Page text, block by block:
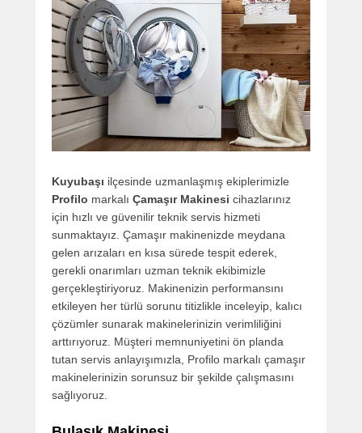
Kuyubaşı ilçesinde uzmanlaşmış ekiplerimizle
Profilo markalı Çamaşır Makinesi cihazlarınız
için hızlı ve güvenilir teknik servis hizmeti
sunmaktayız. Çamaşır makinenizde meydana
gelen arızaları en kısa sürede tespit ederek,
gerekli onarımları uzman teknik ekibimizle
gerçekleştiriyoruz. Makinenizin performansını
etkileyen her türlü sorunu titizlikle inceleyip, kalıcı
çözümler sunarak makinelerinizin verimliliğini
arttırıyoruz. Müşteri memnuniyetini ön planda
tutan servis anlayışımızla, Profilo markalı çamaşır
makinelerinizin sorunsuz bir şekilde çalışmasını
sağlıyoruz.